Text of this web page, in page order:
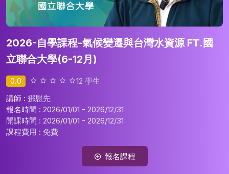
2026-自學課程-氣候變遷與台灣水資源 FT.國
立聯合大學(6-12月)
0.0 12 學生
講師 : 鄧慰先
報名時間 : 2026/01/01 - 2026/12/31
開課時間 : 2026/01/01 - 2026/12/31
課程費用 : 免費
報名課程